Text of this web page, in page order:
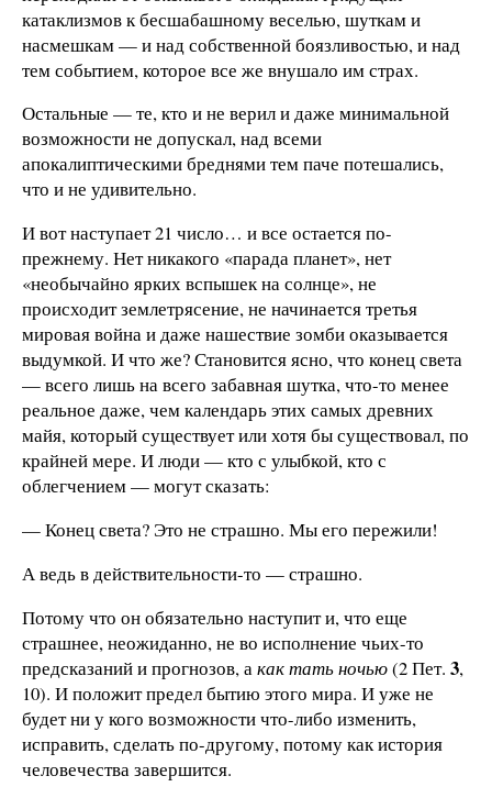
катаклизмов к бесшабашному веселью, шуткам и
насмешкам — и над собственной боязливостью, и над
тем событием, которое все же внушало им страх.
Остальные — те, кто и не верил и даже минимальной
возможности не допускал, над всеми
апокалиптическими бреднями тем паче потешались,
что и не удивительно.
И вот наступает 21 число… и все остается по-
прежнему. Нет никакого «парада планет», нет
«необычайно ярких вспышек на солнце», не
происходит землетрясение, не начинается третья
мировая война и даже нашествие зомби оказывается
выдумкой. И что же? Становится ясно, что конец света
— всего лишь на всего забавная шутка, что-то менее
реальное даже, чем календарь этих самых древних
майя, который существует или хотя бы существовал, по
крайней мере. И люди — кто с улыбкой, кто с
облегчением — могут сказать:
— Конец света? Это не страшно. Мы его пережили!
А ведь в действительности-то — страшно.
Потому что он обязательно наступит и, что еще
страшнее, неожиданно, не во исполнение чьих-то
предсказаний и прогнозов, а как тать ночью(2 Пет. 3,
10). И положит предел бытию этого мира. И уже не
будет ни у кого возможности что-либо изменить,
исправить, сделать по-другому, потому как история
человечества завершится.